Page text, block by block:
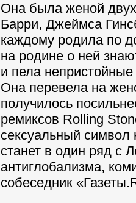
Она была женой
Барри, Джеймса
каждому родила по
на родине о ней
и пела
Она перевела на
получилось
ремиксов Rolling
сексуальный символ
станет в один ряд с
антиглобализма,
собеседник